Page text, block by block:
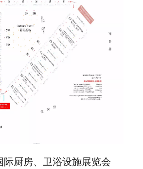
际厨房、卫浴设施展览会